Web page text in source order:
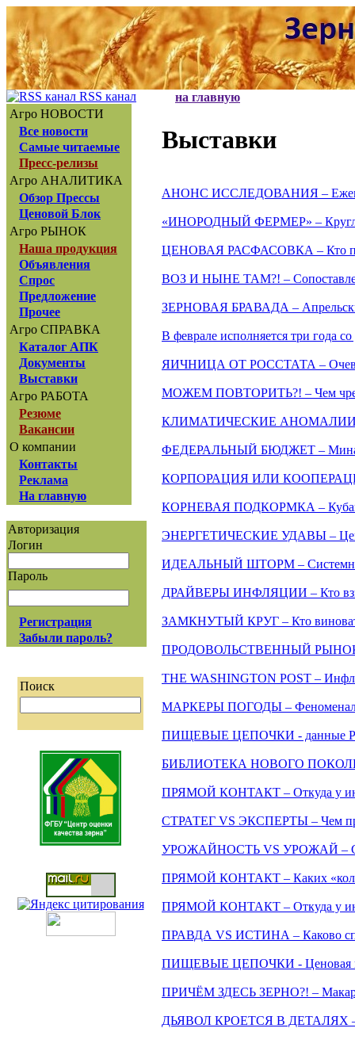
RSS канал
Агро НОВОСТИ
Все новости
Самые читаемые
Пресс-релизы
Агро АНАЛИТИКА
Обзор Прессы
Ценовой Блок
Агро РЫНОК
Наша продукция
Объявления
Спрос
Предложение
Прочее
Агро СПРАВКА
Каталог АПК
Документы
Выставки
Агро РАБОТА
Резюме
Вакансии
О компании
Контакты
Реклама
На главную
Авторизация
Логин
Пароль
Регистрация
Забыли пароль?
Поиск
на главную
Выставки
АНОНС ИССЛЕДОВАНИЯ –
«ИНОРОДНЫЙ ФЕРМЕР» –
ЦЕНОВАЯ РАСФАСОВКА – Кто
ВОЗ И НЫНЕ ТАМ?! –
ЗЕРНОВАЯ БРАВАДА –
В феврале исполняется три года
ЯИЧНИЦА ОТ РОССТАТА –
МОЖЕМ ПОВТОРИТЬ?! – Чем
КЛИМАТИЧЕСКИЕ АНОМАЛИИ –
ФЕДЕРАЛЬНЫЙ БЮДЖЕТ – Мина
КОРПОРАЦИЯ ИЛИ КООПЕРАЦИЯ –
КОРНЕВАЯ ПОДКОРМКА –
ЭНЕРГЕТИЧЕСКИЕ УДАВЫ –
ИДЕАЛЬНЫЙ ШТОРМ – Системный
ДРАЙВЕРЫ ИНФЛЯЦИИ – Кто
ЗАМКНУТЫЙ КРУГ – Кто виноват,
ПРОДОВОЛЬСТВЕННЫЙ РЫНОК
THE WASHINGTON POST –
МАРКЕРЫ ПОГОДЫ –
ПИЩЕВЫЕ ЦЕПОЧКИ - данные
БИБЛИОТЕКА НОВОГО
ПРЯМОЙ КОНТАКТ – Откуда у
СТРАТЕГ VS ЭКСПЕРТЫ – Чем
УРОЖАЙНОСТЬ VS УРОЖАЙ – Семь
ПРЯМОЙ КОНТАКТ – Каких
ПРЯМОЙ КОНТАКТ – Откуда у
ПРАВДА VS ИСТИНА – Каково
ПИЩЕВЫЕ ЦЕПОЧКИ - Ценовая
ПРИЧЁМ ЗДЕСЬ ЗЕРНО?! –
ДЬЯВОЛ КРОЕТСЯ В ДЕТАЛЯХ –